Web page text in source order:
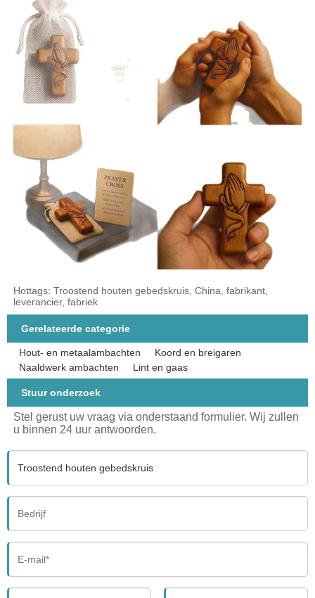
Hottags: Troostend houten gebedskruis, China, fabrikant,
leverancier, fabriek
Gerelateerde categorie
Hout- en metaalambachten
Koord en breigaren
Naaldwerk ambachten
Lint en gaas
Stuur onderzoek
Stel gerust uw vraag via onderstaand formulier. Wij zullen
u binnen 24 uur antwoorden.